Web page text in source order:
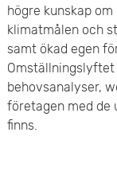
högre kunskap
klimatmålen och
samt ökad egen
behovsanalyser,
företagen med de
finns.